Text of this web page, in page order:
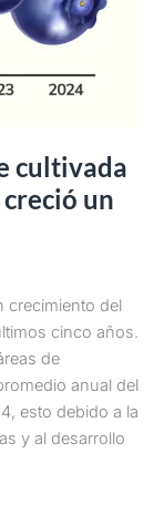
cultivada
un
crecimiento del
cinco años.
de
anual del
esto debido a la
y al desarrollo